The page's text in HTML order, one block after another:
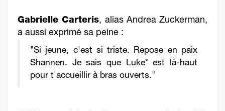
Gabrielle Carteris, alias Andrea Zuckerman,
a aussi exprimé sa peine :
"Si jeune, c'est si triste. Repose en paix
Shannen. Je sais que Luke* est là-haut
pour t'accueillir à bras ouverts."